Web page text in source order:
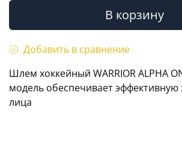
В корзину
Добавить в сравнение
Шлем хоккейный WARRIOR ALPHA
модель обеспечивает
лица